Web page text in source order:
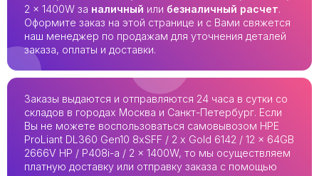
2 x 1400W за наличный или безналичный расчет.
Оформите заказ на этой странице и с Вами свяжется
наш менеджер по продажам для уточнения деталей
заказа, оплаты и доставки.
Заказы выдаются и отправляются 24 часа в сутки со
складов в городах Москва и Санкт-Петербург. Если
Вы не можете воспользоваться самовывозом HPE
ProLiant DL360 Gen10 8xSFF / 2 x Gold 6142 / 12 x 64GB
2666V HP / P408i-a / 2 x 1400W, то мы осуществляем
платную доставку или отправку заказа с помощью